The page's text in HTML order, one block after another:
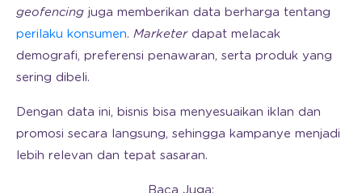
geofencing juga memberikan data berharga tentang
perilaku konsumen. Marketerdapat melacak
demografi, preferensi penawaran, serta produk yang
sering dibeli.
Dengan data ini, bisnis bisa menyesuaikan iklan dan
promosi secara langsung, sehingga kampanye menjadi
lebih relevan dan tepat sasaran.
Baca Juga: